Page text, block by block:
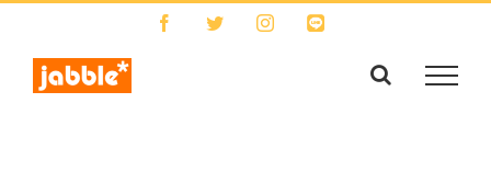
content
FacebookTwitterInstagram
LINE